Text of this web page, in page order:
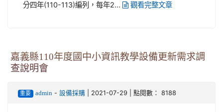
分四年(110-113)編列，每年2...
觀看完整文章
嘉義縣110年度國中小資訊教學設備更新需求調
查說明會
重要 admin- 設備採購| 2021-07-29 | 點閱數： 8188